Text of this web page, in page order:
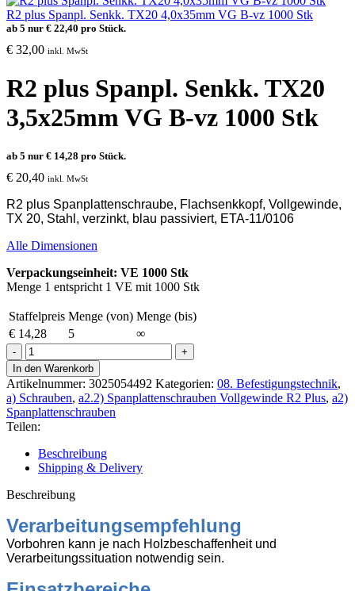
R2 plus Spanpl. Senkk. TX20 4,0x35mm VG B-vz 1000 Stk
ab 5 nur € 22,40 pro Stück.
€ 32,00 inkl. MwSt
R2 plus Spanpl. Senkk. TX20
3,5x25mm VG B-vz 1000 Stk
ab 5 nur € 14,28 pro Stück.
€ 20,40 inkl. MwSt
R2 plus Spanplattenschraube, Flachsenkkopf, Vollgewinde,
TX 20, Stahl, verzinkt, blau passiviert, ETA-11/0106
Alle Dimensionen
Verpackungseinheit: VE 1000 Stk
Menge 1 entspricht 1 VE mit 1000 Stk
Staffelpreis Menge (von) Menge (bis)
€ 14,28 5
∞
R2
plus
Spanpl.
Senkk.
TX20
3,5x25mm
VG
B-
vz
1000
Stk
In den Warenkorb
Artikelnummer: 3025054492 Kategorien: 08. Befestigungstechnik,
a) Schrauben, a2.2) Spanplattenschrauben Vollgewinde R2 Plus, a2)
Spanplattenschrauben
Teilen:
Beschreibung
Shipping & Delivery
Beschreibung
Verarbeitungsempfehlung
Vorbohren kann je nach Holzbeschaffenheit und
Verarbeitungssituation notwendig sein.